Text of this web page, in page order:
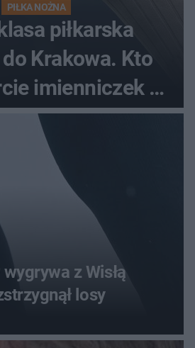
PIŁKA NOŻNA
piłkarska
Krakowa. Kto
imienniczek na
stadionie
z Wisłą
losy